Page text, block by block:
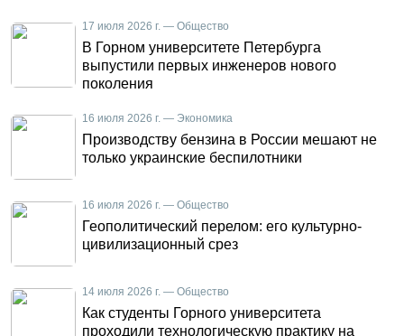
17 июля 2026 г. — Общество
В Горном университете Петербурга
выпустили первых инженеров нового
поколения
16 июля 2026 г. — Экономика
Производству бензина в России мешают не
только украинские беспилотники
16 июля 2026 г. — Общество
Геополитический перелом: его культурно-
цивилизационный срез
14 июля 2026 г. — Общество
Как студенты Горного университета
проходили технологическую практику на